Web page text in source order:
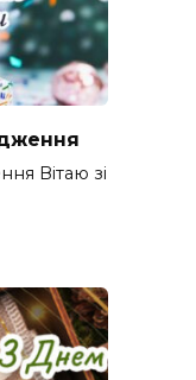
Вітаю зі